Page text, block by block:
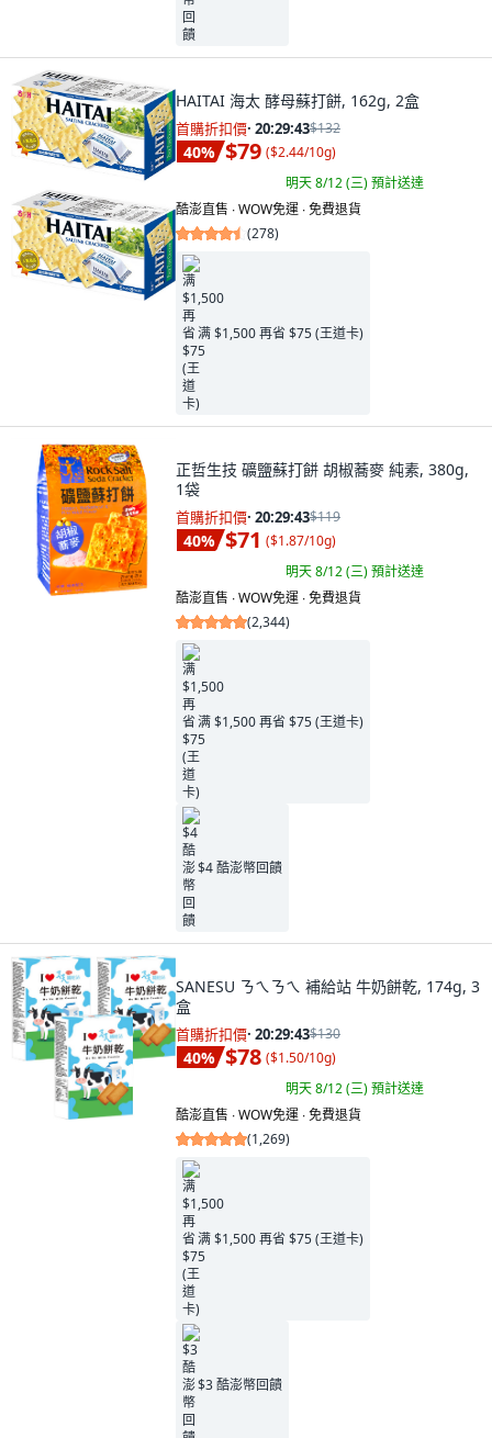
HAITAI 海太 酵母蘇打餅, 162g, 2盒
首購折扣價· 20:29:41$132
40% $79 ($2.44/10g)
明天 8/12 (三)預計送達
酷澎直售 ∙ WOW免運 ∙ 免費退貨
(278)
满 $1,500 再省 $75 (王道卡)
正哲生技 礦鹽蘇打餅 胡椒蕎麥 純素, 380g,
1袋
首購折扣價· 20:29:41$119
40% $71 ($1.87/10g)
明天 8/12 (三)預計送達
酷澎直售 ∙ WOW免運 ∙ 免費退貨
(2,344)
满 $1,500 再省 $75 (王道卡)
$4 酷澎幣回饋
SANESU ㄋㄟㄋㄟ 補給站 牛奶餅乾, 174g, 3
盒
首購折扣價· 20:29:41$130
40% $78 ($1.50/10g)
明天 8/12 (三)預計送達
酷澎直售 ∙ WOW免運 ∙ 免費退貨
(1,269)
满 $1,500 再省 $75 (王道卡)
$3 酷澎幣回饋